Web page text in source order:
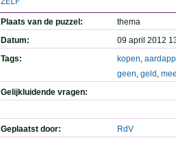
ZELF
Plaats van de puzzel:
thema
Datum:
09 april 2012
Tags:
kopen,
geen, geld ,
Gelijkluidende vragen:
Geplaatst door: RdV